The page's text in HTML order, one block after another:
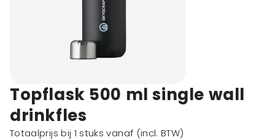
Topflask 500 ml single wall
drinkfles
Totaalprijs bij 1 stuks vanaf (incl. BTW)